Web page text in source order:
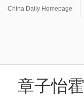
China Daily Homepage
章子怡